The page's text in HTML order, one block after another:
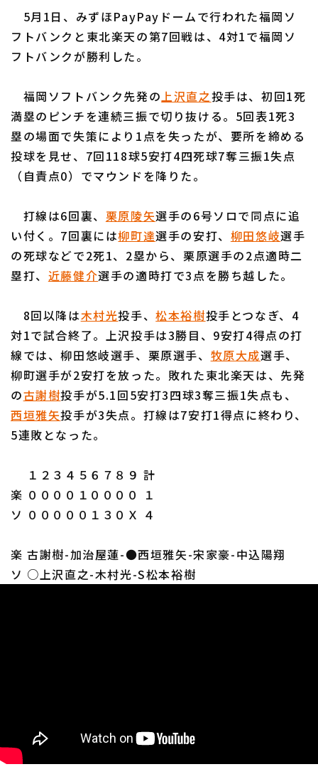
ファーム西地区
交流戦
北海道日本ハムファイターズ
東北楽天ゴールデンイーグルス
千葉ロッテマリーンズ
オリックス・バファローズ
福岡ソフトバンクホークス
設定
利用規約 プライバシーポリシー
運営会社（別ウィンドウで開く） よくある質問
5月1日、みずほPayPayドームで行われた福岡ソ
フトバンクと東北楽天の第7回戦は、4対1で福岡ソ
フトバンクが勝利した。
福岡ソフトバンク先発の上沢直之投手は、初回1死
満塁のピンチを連続三振で切り抜ける。5回表1死3
塁の場面で失策により1点を失ったが、要所を締める
投球を見せ、7回118球5安打4四死球7奪三振1失点
（自責点0）でマウンドを降りた。
打線は6回裏、 栗原陵矢選手の6号ソロで同点に追
い付く。7回裏には柳町達選手の安打、 柳田悠岐選手
の死球などで2死1、2塁から、栗原選手の2点適時二
塁打、 近藤健介選手の適時打で3点を勝ち越した。
8回以降は木村光投手、松本裕樹投手とつなぎ、4
対1で試合終了。上沢投手は3勝目、9安打4得点の打
線では、柳田悠岐選手、栗原選手、 牧原大成選手、
柳町選手が2安打を放った。敗れた東北楽天は、先発
の古謝樹投手が5.1回5安打3四球3奪三振1失点も、
西垣雅矢投手が3失点。打線は7安打1得点に終わり、
5連敗となった。
１２３４５６７８９ 計
楽 ００００１００００ １
ソ ０００００１３０Ｘ ４
楽 古謝樹-加治屋蓮-●西垣雅矢-宋家豪-中込陽翔
ソ ○上沢直之-木村光-S松本裕樹